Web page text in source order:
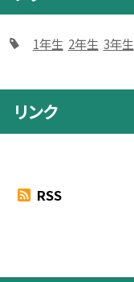
1年生 2年生 3年生
リンク
RSS